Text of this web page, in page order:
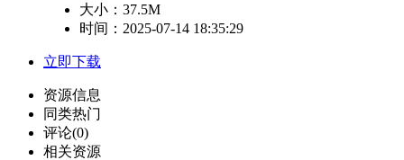
大小： 37.5M
时间：2025-07-14 18:35:29
立即下载
资源信息
同类热门
评论(0)
相关资源